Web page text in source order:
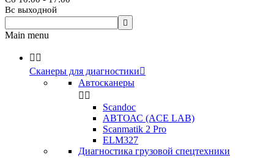
Вс выходной

Main menu
 
Сканеры для диагностики
Автосканеры
 
Scandoc
АВТОАС (ACE LAB)
Scanmatik 2 Pro
ELM327
Диагностика грузовой спецтехники